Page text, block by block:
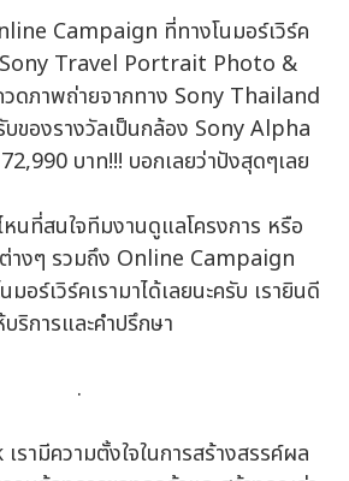
Campaign ที่ทางโนมอร์เวิร์ค
Sony Travel Portrait Photo &
ดภาพถ่ายจากทาง Sony Thailand
บของรางวัลเป็นกล้อง Sony Alpha
บาท!!! บอกเลยว่าปังสุดๆเลย
นที่สนใจทีมงานดูแลโครงการ หรือ
างๆ รวมถึง Online Campaign
อร์เวิร์คเรามาได้เลยนะครับ เรายินดี
บริการและคำปรึกษา
.
ามีความตั้งใจในการสร้างสรรค์ผล